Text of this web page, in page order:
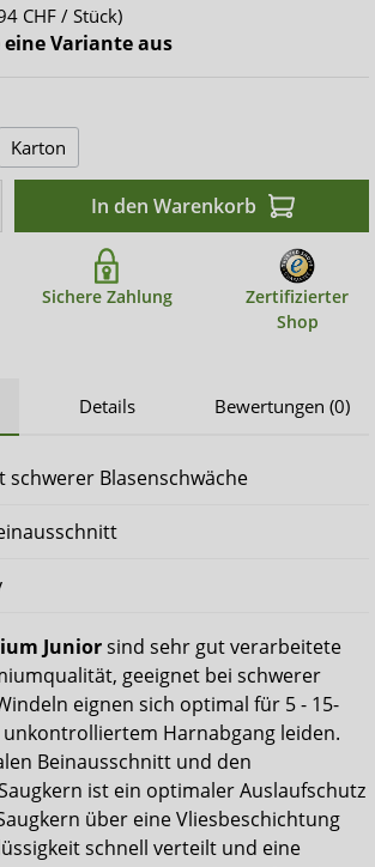
CHF / Stück)
Variante aus
Karton
In den Warenkorb
Sichere Zahlung
Zertifizierter
Shop
Details Bewertungen (0)
Blasenschwäche
Juniorsind sehr gut verarbeitete
geeignet bei schwerer
eignen sich optimal für 5 - 15-
unkontrolliertem Harnabgang leiden.
Beinausschnitt und den
ist ein optimaler Auslaufschutz
über eine Vliesbeschichtung
schnell verteilt und eine